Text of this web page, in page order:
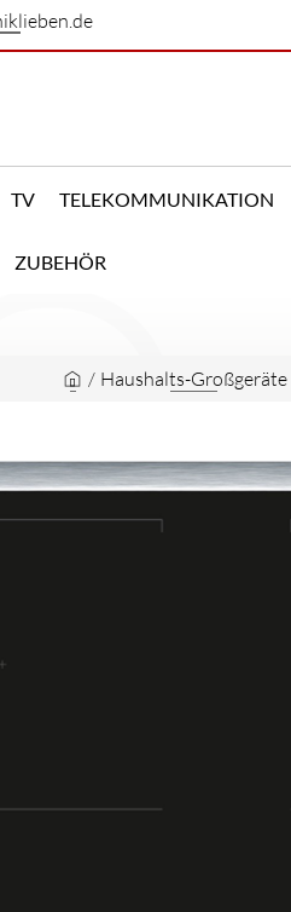
TV TELEKOMMUNIKATION
ZUBEHÖR
/ Haushalts-Großgeräte